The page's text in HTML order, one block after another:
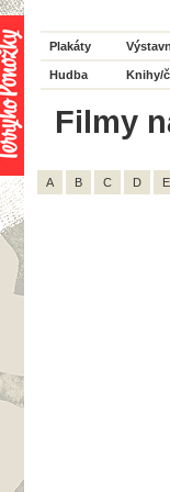
Plakáty
Hudba Knihy/
Filmy
A B C D E